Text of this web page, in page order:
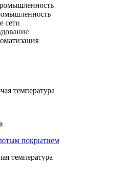
сети
температура
покрытием
температура